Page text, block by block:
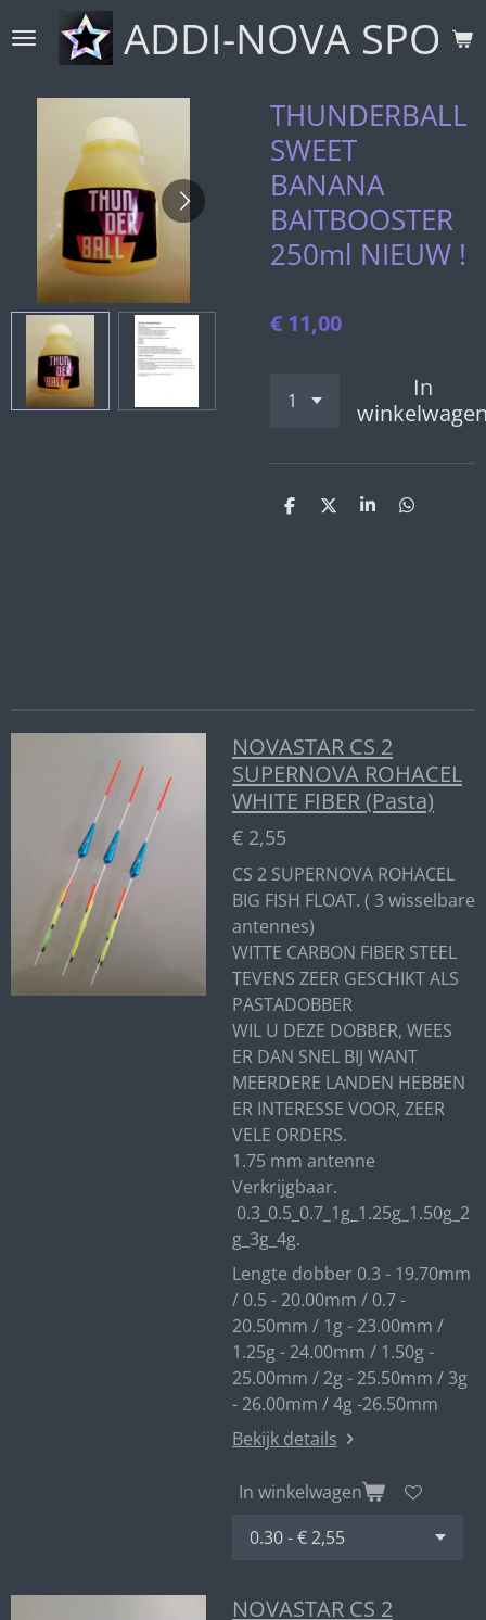
direct
hoofdinhoud
ADDI-NOVA
THUNDERBALL
SWEET
BANANA
BAITBOOSTER
250ml NIEUW !
€ 11,00
In
D
D
S
D
NOVASTAR CS 2
SUPERNOVA ROHACEL
WHITE FIBER (Pasta)
€ 2,55
CS 2 SUPERNOVA ROHACEL
BIG FISH FLOAT. ( 3 wisselbare
antennes)
WITTE CARBON FIBER STEEL
TEVENS ZEER GESCHIKT ALS
PASTADOBBER
WIL U DEZE DOBBER, WEES
ER DAN SNEL BIJ WANT
MEERDERE LANDEN HEBBEN
ER INTERESSE VOOR, ZEER
VELE ORDERS.
1.75 mm antenne
Verkrijgbaar.
0.3_0.5_0.7_1g_1.25g_1.50g_2
g_3g_4g.
Lengte dobber 0.3 - 19.70mm
/ 0.5 - 20.00mm / 0.7 -
20.50mm / 1g - 23.00mm /
1.25g - 24.00mm / 1.50g -
25.00mm / 2g - 25.50mm / 3g
- 26.00mm / 4g -26.50mm
Bekijk details
In winkelwagen
NOVASTAR CS 2